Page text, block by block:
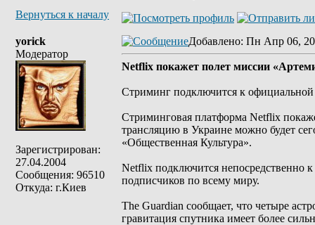
Вернуться к началу
yorick
Модератор
Зарегистрирован:
27.04.2004
Сообщения: 96510
Откуда: г.Киев
Добавлено: Пн Апр 06,
Netflix покажет полет миссии
Стриминг подключится к
Стриминговая платформа Netflix
трансляцию в Украине можно будет
«Общественная Культура».
Netflix подключится непосредственно
подписчиков по всему миру.
The Guardian сообщает, что четыре
гравитация спутника имеет более